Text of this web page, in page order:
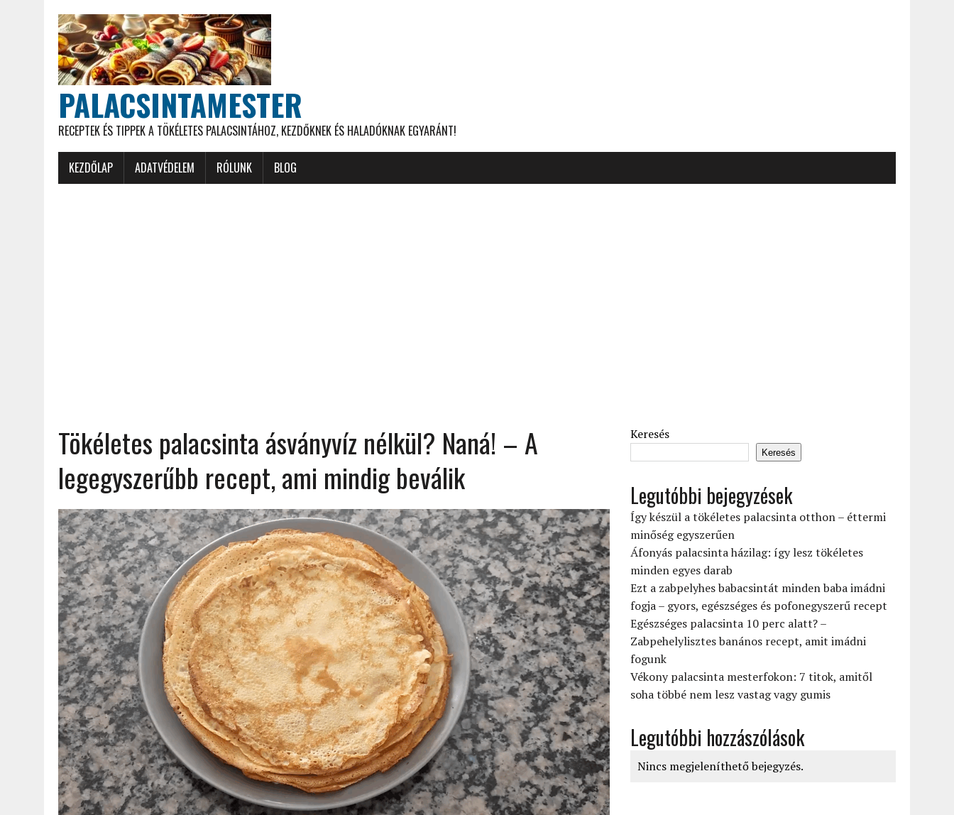
PALACSINTAMESTER
RECEPTEK ÉS TIPPEK A TÖKÉLETES PALACSINTÁHOZ, KEZDŐKNEK ÉS HALADÓKNAK EGYARÁNT!
KEZDŐLAP ADATVÉDELEM RÓLUNK BLOG
Tökéletes palacsinta ásványvíz nélkül? Naná! – A
legegyszerűbb recept, ami mindig beválik
Keresés
Keresés
Legutóbbi bejegyzések
Így készül a tökéletes palacsinta otthon – éttermi
minőség egyszerűen
Áfonyás palacsinta házilag: így lesz tökéletes
minden egyes darab
Ezt a zabpelyhes babacsintát minden baba imádni
fogja – gyors, egészséges és pofonegyszerű recept
Egészséges palacsinta 10 perc alatt? –
Zabpehelylisztes banános recept, amit imádni
fogunk
Vékony palacsinta mesterfokon: 7 titok, amitől
soha többé nem lesz vastag vagy gumis
Legutóbbi hozzászólások
Nincs megjeleníthető bejegyzés.